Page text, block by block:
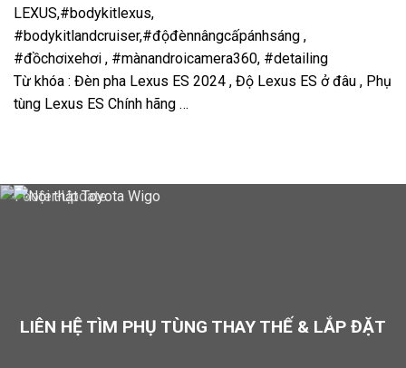
LEXUS,#bodykitlexus,
#bodykitlandcruiser,#độđènnângcấpánhsáng ,
#đồchơixehơi , #mànandroicamera360, #detailing
Từ khóa : Đèn pha Lexus ES 2024 , Độ Lexus ES ở đâu , Phụ
tùng Lexus ES Chính hãng …
LIÊN HỆ TÌM PHỤ TÙNG THAY THẾ & LẮP ĐẶT